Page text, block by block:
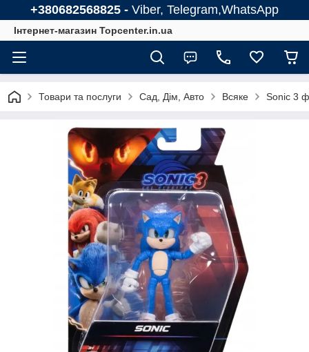
+380682568825 - Viber, Telegram,WhatsApp
Інтернет-магазин Topcenter.in.ua
Товари та послуги Сад, Дім, Авто Всяке Sonic 3